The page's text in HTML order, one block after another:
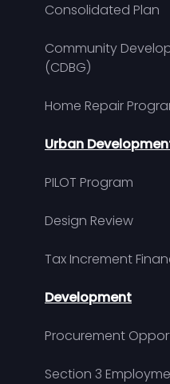
Consolidated Plan
Community
(CDBG)
Home Repair
Urban
PILOT Program
Design Review
Tax Increment
Development
Procurement
Section 3